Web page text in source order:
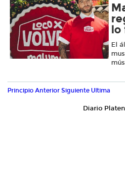
lo
El
Principio Anterior Siguiente Ultima
Diario